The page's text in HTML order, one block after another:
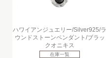
ハワイアンジュエリー/Silver925/ラ
ウンドストーンペンダント/ブラッ
クオニキス
在庫一覧